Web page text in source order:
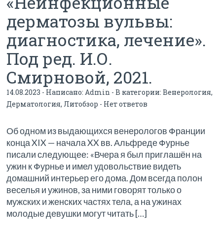
дерматозы вульвы:
диагностика, лечение».
Под ред. И.О.
Смирновой, 2021.
14.08.2023 - Написано:Admin - В категории:Венерология,
Дерматология,Литобзор - Нет ответов
Об одном из выдающихся венерологов Франции
конца XIX — начала XX вв. Альфреде Фурнье
писали следующее: «Вчера я был приглашён на
ужин к Фурнье и имел удовольствие видеть
домашний интерьер его дома. Дом всегда полон
веселья и ужинов, за ними говорят только о
мужских и женских частях тела, а на ужинах
молодые девушки могут читать […]